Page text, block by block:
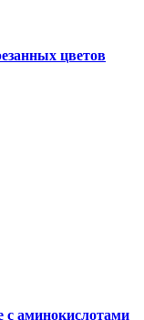
цветов
с аминокислотами